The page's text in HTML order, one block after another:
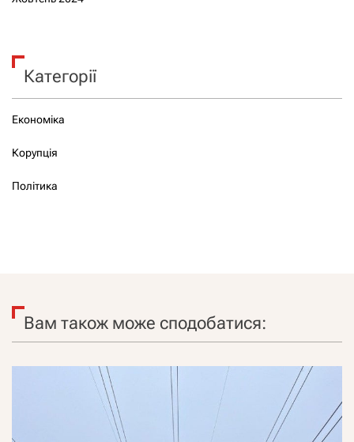
Категорії
Економіка
Корупція
Політика
Вам також може сподобатися: